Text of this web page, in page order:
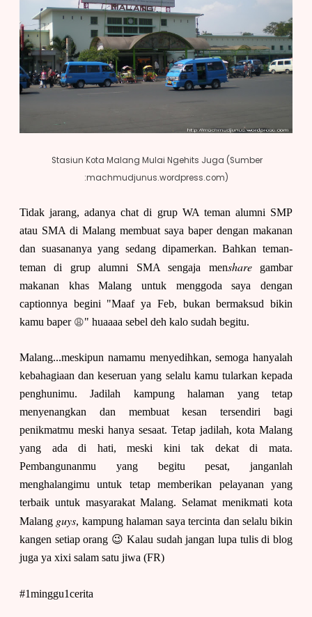
Stasiun Kota Malang Mulai Ngehits Juga (Sumber
:machmudjunus.wordpress.com)
Tidak jarang, adanya chat di grup WA teman alumni SMP
atau SMA di Malang membuat saya baper dengan makanan
dan suasananya yang sedang dipamerkan. Bahkan teman-
teman di grup alumni SMA sengaja mensharegambar
makanan khas Malang untuk menggoda saya dengan
captionnya begini "Maaf ya Feb, bukan bermaksud bikin
kamu baper 😩" huaaaa sebel deh kalo sudah begitu.
Malang...meskipun namamu menyedihkan, semoga hanyalah
kebahagiaan dan keseruan yang selalu kamu tularkan kepada
penghunimu. Jadilah kampung halaman yang tetap
menyenangkan dan membuat kesan tersendiri bagi
penikmatmu meski hanya sesaat. Tetap jadilah, kota Malang
yang ada di hati, meski kini tak dekat di mata.
Pembangunanmu yang begitu pesat, janganlah
menghalangimu untuk tetap memberikan pelayanan yang
terbaik untuk masyarakat Malang. Selamat menikmati kota
Malang guys, kampung halaman saya tercinta dan selalu bikin
kangen setiap orang 😉 Kalau sudah jangan lupa tulis di blog
juga ya xixi salam satu jiwa (FR)
#1minggu1cerita